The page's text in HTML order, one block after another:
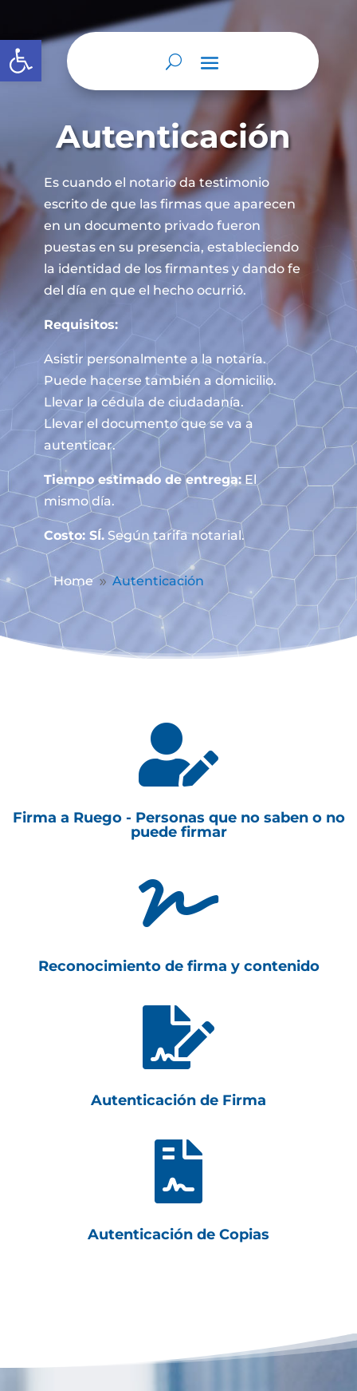
Abrir barra de herramientas
Autenticación
Es cuando el notario da testimonio
escrito de que las firmas que aparecen
en un documento privado fueron
puestas en su presencia, estableciendo
la identidad de los firmantes y dando fe
del día en que el hecho ocurrió.
Requisitos:
Asistir personalmente a la notaría.
Puede hacerse también a domicilio.
Llevar la cédula de ciudadanía.
Llevar el documento que se va a
autenticar.
Tiempo estimado de entrega:El
mismo día.
Costo: SÍ.Según tarifa notarial.
Home 9 Autenticación

Firma a Ruego - Personas que no saben o no
puede firmar

Reconocimiento de firma y contenido

Autenticación de Firma

Autenticación de Copias